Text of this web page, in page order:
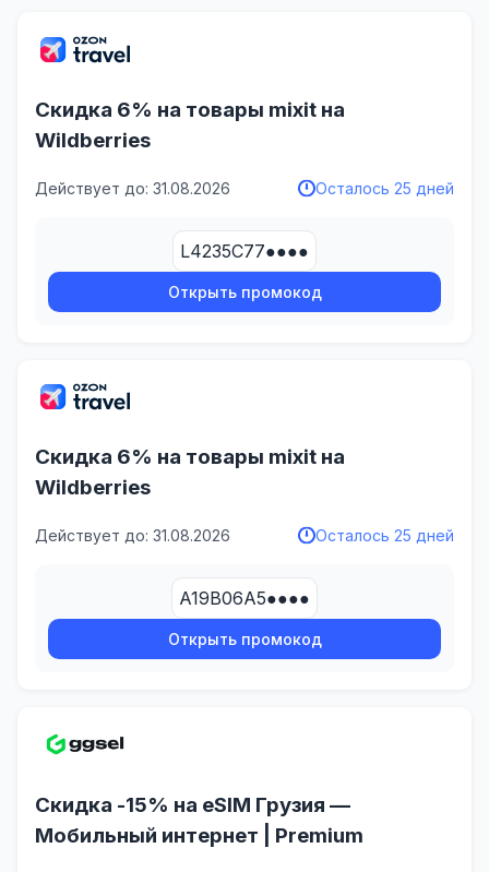
Скидка 6% на товары mixit на
Wildberries
Действует до: 31.08.2026 Осталось 25 дней
L4235C77●●●●
Открыть промокод
Скидка 6% на товары mixit на
Wildberries
Действует до: 31.08.2026 Осталось 25 дней
A19B06A5●●●●
Открыть промокод
Скидка -15% на eSIM Грузия —
Мобильный интернет | Premium